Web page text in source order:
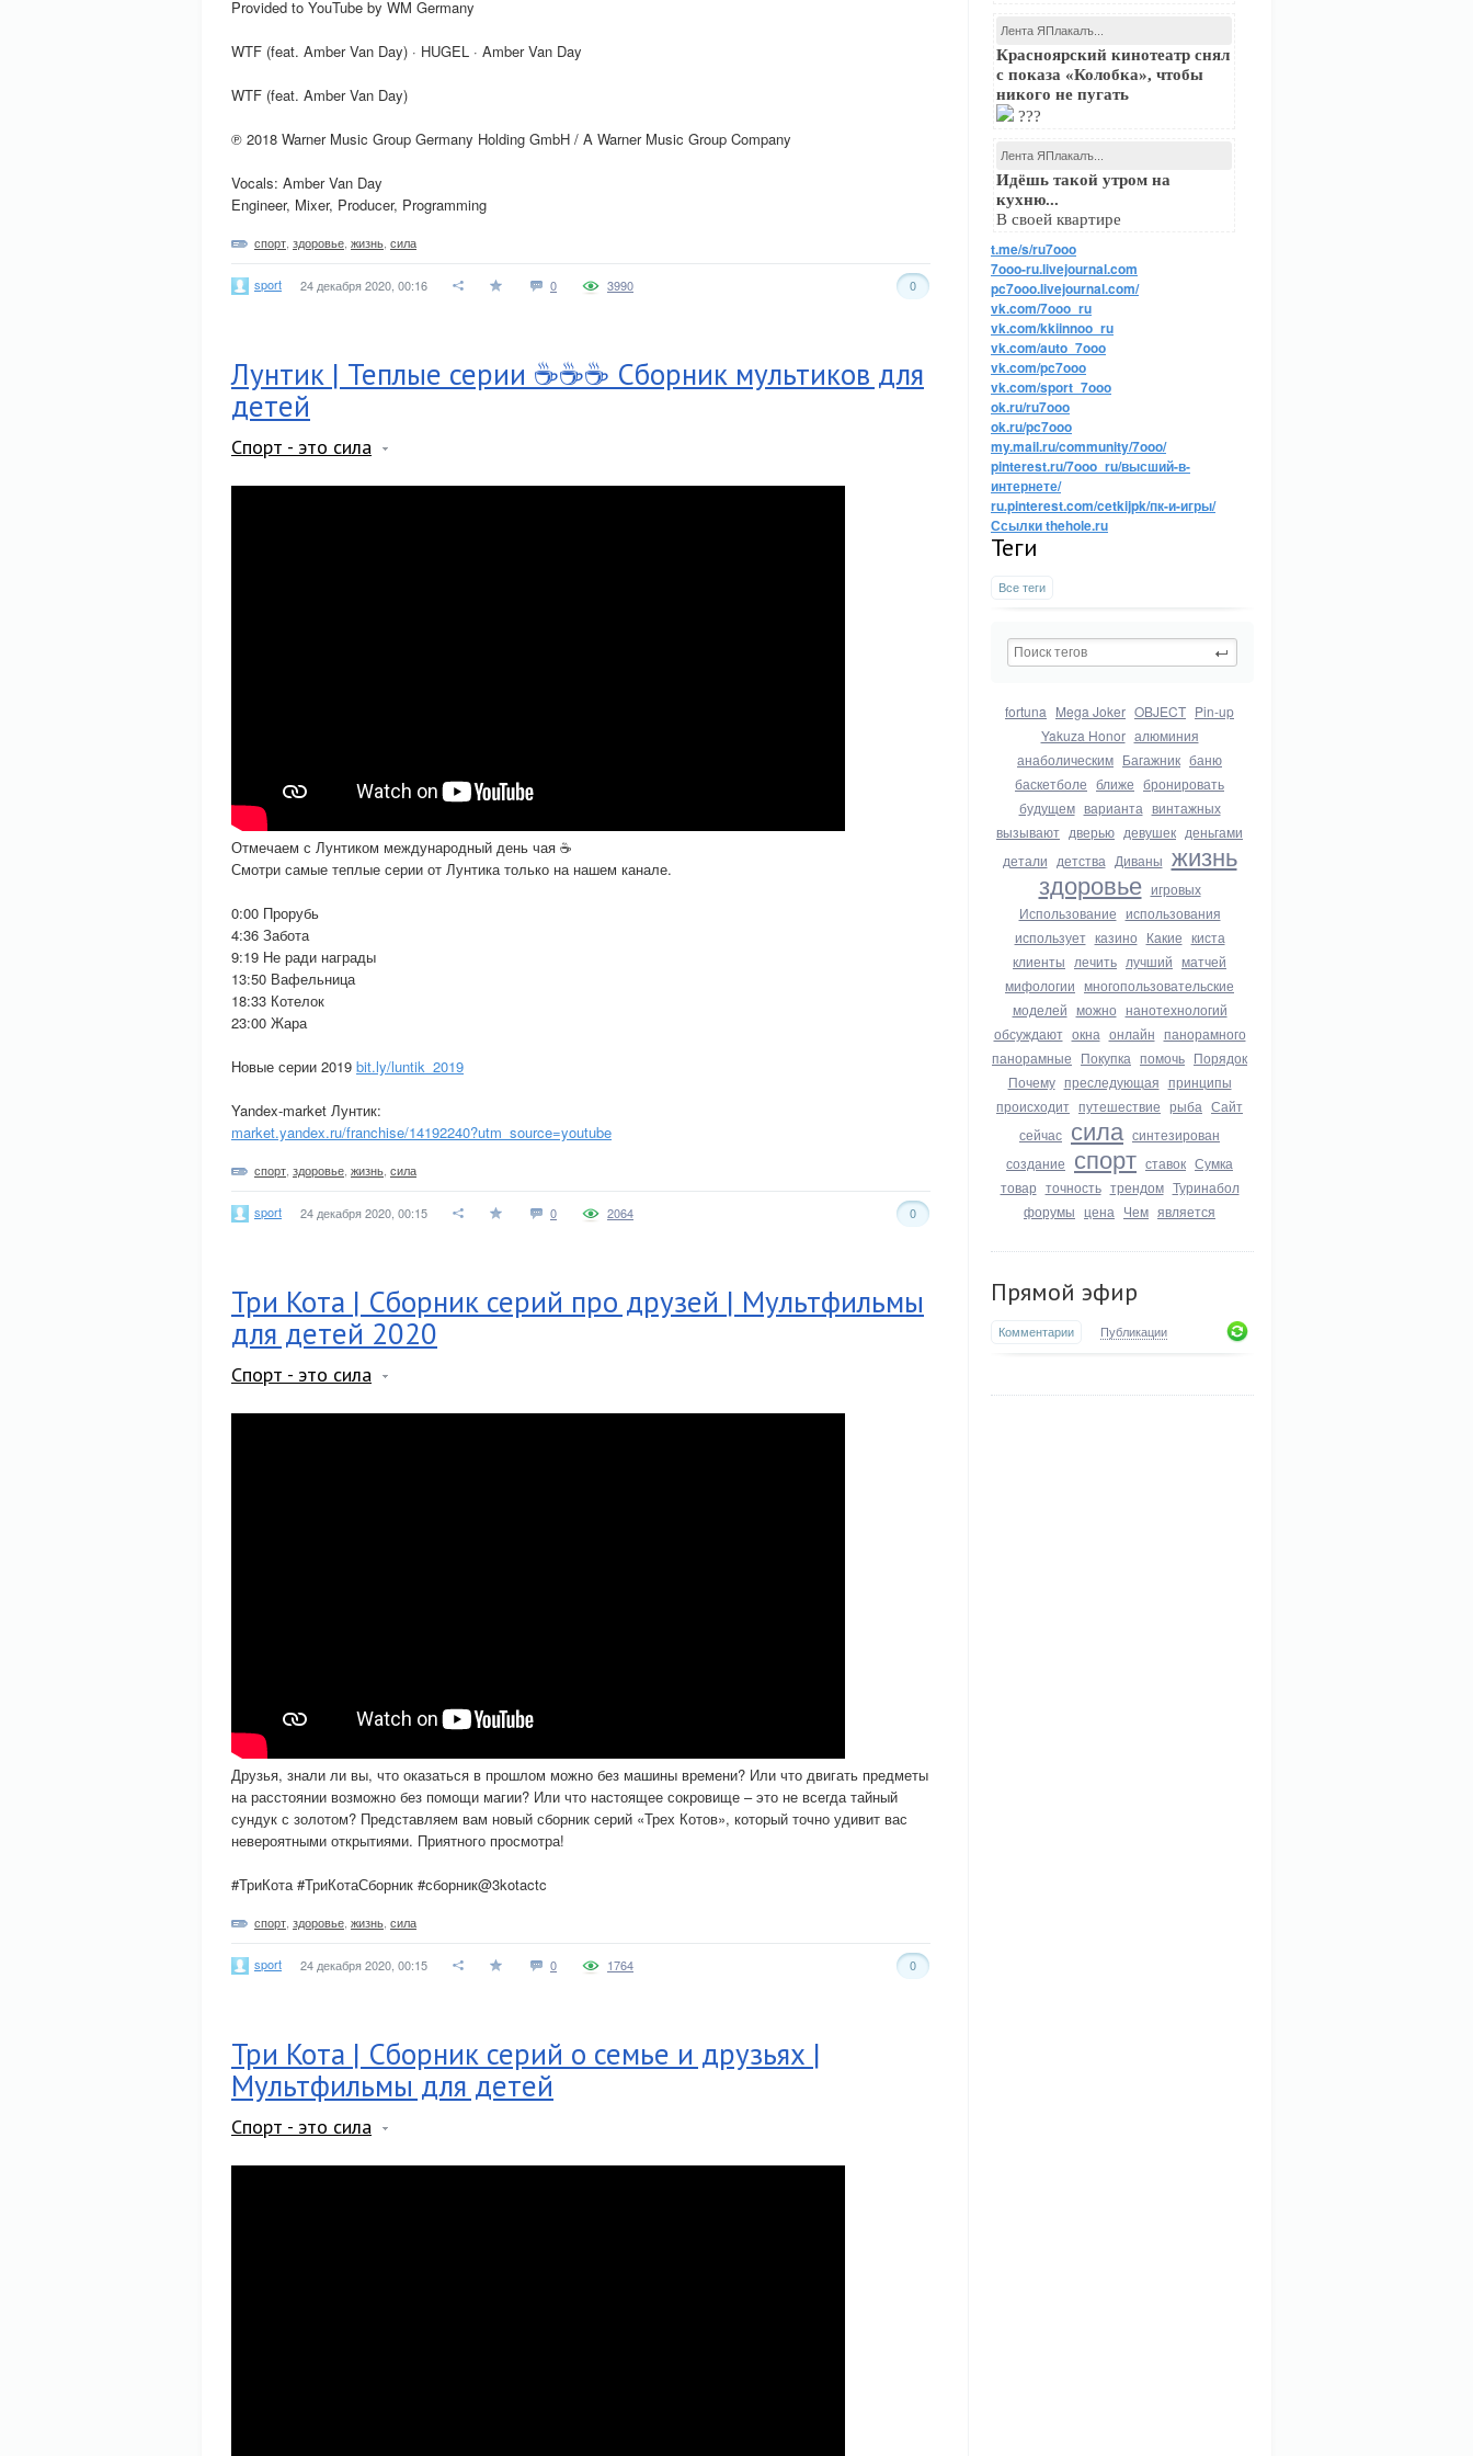
Лента ЯПлакалъ...
Красноярский кинотеатр снял
с показа «Колобка», чтобы
никого не пугать
???
Лента ЯПлакалъ...
Идёшь такой утром на
кухню...
В своей квартире
t.me/s/ru7ooo
7ooo-ru.livejournal.com
pc7ooo.livejournal.com/
vk.com/7ooo_ru
vk.com/kkiinnoo_ru
vk.com/auto_7ooo
vk.com/pc7ooo
vk.com/sport_7ooo
ok.ru/ru7ooo
ok.ru/pc7ooo
my.mail.ru/community/7ooo/
pinterest.ru/7ooo_ru/высший-в-
интернете/
ru.pinterest.com/cetkijpk/пк-и-игры/
Ссылки thehole.ru
Теги
Все теги
fortuna Mega Joker OBJECT Pin-up
Yakuza Honor алюминия
анаболическим Багажник баню
баскетболе ближе бронировать
будущем варианта винтажных
вызывают дверью девушек деньгами
детали детства Диваны жизнь
здоровье игровых
Использование использования
использует казино Какие киста
клиенты лечить лучший матчей
мифологии многопользовательские
моделей можно нанотехнологий
обсуждают окна онлайн панорамного
панорамные Покупка помочь Порядок
Почему преследующая принципы
происходит путешествие рыба Сайт
сейчас сила синтезирован
создание спорт ставок Сумка
товар точность трендом Туринабол
форумы цена Чем является
Прямой эфир
Комментарии Публикации
Provided to YouTube by WM Germany
WTF (feat. Amber Van Day) · HUGEL · Amber Van Day
WTF (feat. Amber Van Day)
℗ 2018 Warner Music Group Germany Holding GmbH / A Warner Music Group Company
Vocals: Amber Van Day
Engineer, Mixer, Producer, Programming
спорт здоровье жизнь сила
sport 24 декабря 2020, 00:16 0 0
3990
Лунтик | Теплые серии ☕☕☕ Сборник мультиков для
детей
Спорт - это сила
Отмечаем с Лунтиком международный день чая ☕
Смотри самые теплые серии от Лунтика только на нашем канале.
0:00 Прорубь
4:36 Забота
9:19 Не ради награды
13:50 Вафельница
18:33 Котелок
23:00 Жара
Новые серии 2019 bit.ly/luntik_2019
Yandex-market Лунтик:
market.yandex.ru/franchise/14192240?utm_source=youtube
спорт здоровье жизнь сила
sport 24 декабря 2020, 00:15 0 0
2064
Три Кота | Сборник серий про друзей | Мультфильмы
для детей 2020
Спорт - это сила
Друзья, знали ли вы, что оказаться в прошлом можно без машины времени? Или что двигать предметы
на расстоянии возможно без помощи магии? Или что настоящее сокровище – это не всегда тайный
сундук с золотом? Представляем вам новый сборник серий «Трех Котов», который точно удивит вас
невероятными открытиями. Приятного просмотра!
#ТриКота #ТриКотаСборник #сборник@3kotactc
спорт здоровье жизнь сила
sport 24 декабря 2020, 00:15 0 0
1764
Три Кота | Сборник серий о семье и друзьях |
Мультфильмы для детей
Спорт - это сила